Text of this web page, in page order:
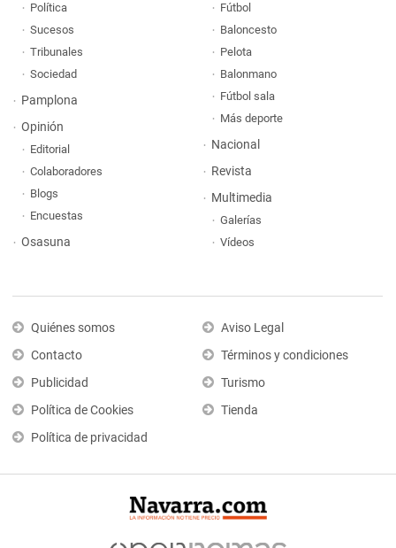
Política
Sucesos
Tribunales
Sociedad
Pamplona
Opinión
Editorial
Colaboradores
Blogs
Encuestas
Osasuna
Fútbol
Baloncesto
Pelota
Balonmano
Fútbol sala
Más deporte
Nacional
Revista
Multimedia
Galerías
Vídeos
Quiénes somos
Contacto
Publicidad
Política de Cookies
Política de privacidad
Aviso Legal
Términos y condiciones
Turismo
Tienda